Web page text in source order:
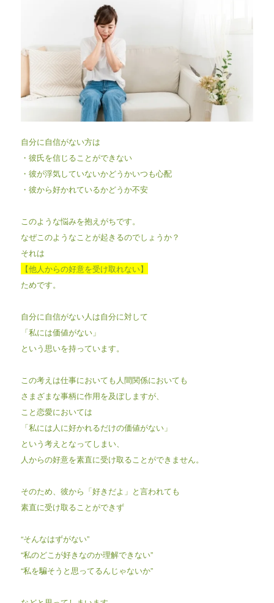
自分に自信がない方は
・彼氏を信じることができない
・彼が浮気していないかどうかいつも心配
・彼から好かれているかどうか不安
このような悩みを抱えがちです。
なぜこのようなことが起きるのでしょうか？
それは
【他人からの好意を受け取れない】
ためです。
自分に自信がない人は自分に対して
「私には価値がない」
という思いを持っています。
この考えは仕事においても人間関係においても
さまざまな事柄に作用を及ぼしますが、
こと恋愛においては
「私には人に好かれるだけの価値がない」
という考えとなってしまい、
人からの好意を素直に受け取ることができません。
そのため、彼から「好きだよ」と言われても
素直に受け取ることができず
“そんなはずがない”
“私のどこが好きなのか理解できない”
“私を騙そうと思ってるんじゃないか”